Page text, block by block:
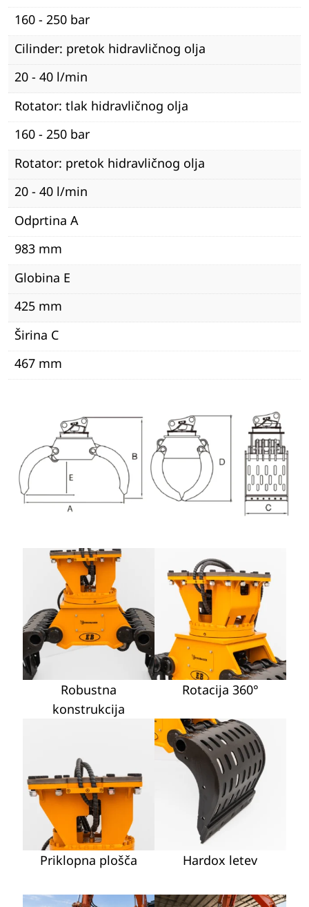
160 - 250 bar
Cilinder: pretok hidravličnog olja
20 - 40 l/min
Rotator: tlak hidravličnog olja
160 - 250 bar
Rotator: pretok hidravličnog olja
20 - 40 l/min
Odprtina A
983 mm
Globina E
425 mm
Širina C
467 mm
Robustna
konstrukcija
Rotacija 360°
Priklopna plošča Hardox letev